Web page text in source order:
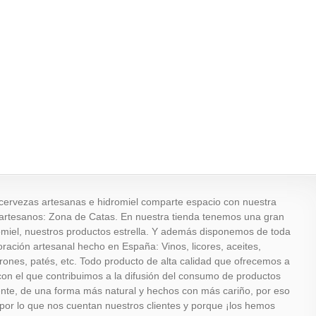
artesanas e hidromiel comparte espacio con nuestra
Zona de Catas. En nuestra tienda tenemos una gran
nuestros productos estrella. Y además disponemos de toda
artesanal hecho en España: Vinos, licores, aceites,
patés, etc. Todo producto de alta calidad que ofrecemos a
el que contribuimos a la difusión del consumo de productos
de una forma más natural y hechos con más cariño, por eso
lo que nos cuentan nuestros clientes y porque ¡los hemos